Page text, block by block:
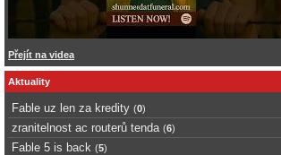
Přejít na videa
Aktuality
Fable uz len za kredity (0)
zranitelnost ac routerů tenda (6)
Fable 5 is back (5)